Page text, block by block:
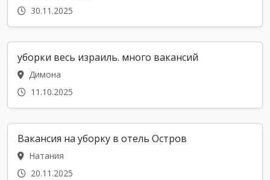
30.11.2025
уборки весь израиль. много вакансий
Димона
11.10.2025
Вакансия на уборку в отель Остров
Натания
20.11.2025